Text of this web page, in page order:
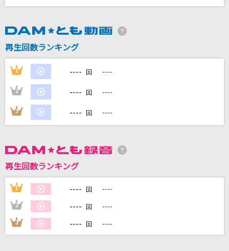
DAMの新曲・ランキングなど
DAMに会員登録・ログインして
カラオケをもっと楽しもう！
家族や友達と一緒に！練習にも！
再生回数ランキング
1 ---- 回 ----
2 ---- 回 ----
3 ---- 回 ----
再生回数ランキング
1 ---- 回 ----
2 ---- 回 ----
3 ---- 回 ----